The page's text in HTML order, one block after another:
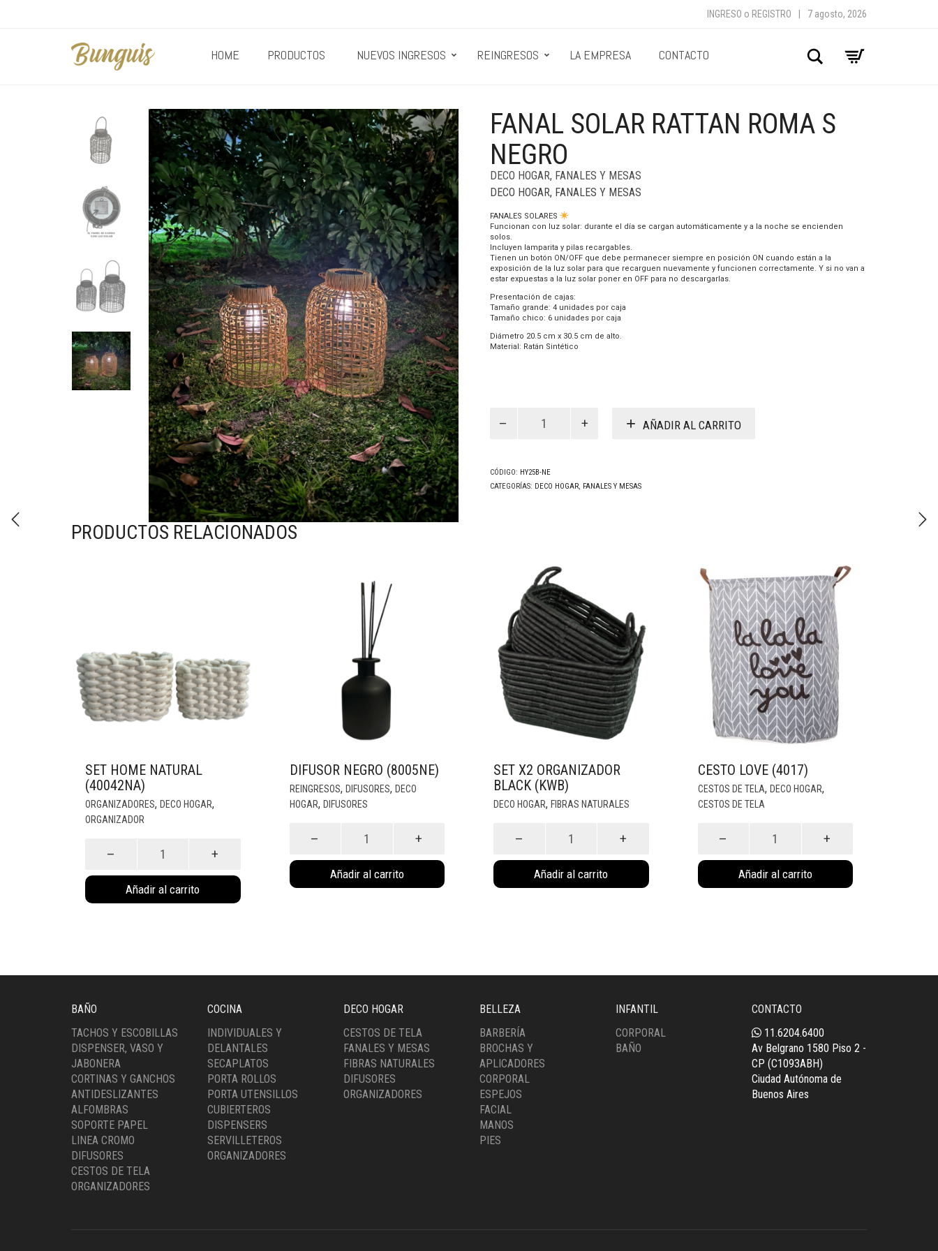
INGRESO o REGISTRO 7 agosto, 2026
HOME PRODUCTOS NUEVOS INGRESOS REINGRESOS LA EMPRESA CONTACTO Buscar
+
FANAL SOLAR RATTAN ROMA S
NEGRO
DECO HOGAR, FANALES Y MESAS
DECO HOGAR, FANALES Y MESAS
FANALES SOLARES
Funcionan con luz solar: durante el día se cargan automáticamente y a la noche se encienden
solos.
Incluyen lamparita y pilas recargables.
Tienen un botón ON/OFF que debe permanecer siempre en posición ON cuando están a la
exposición de la luz solar para que recarguen nuevamente y funcionen correctamente. Y si no van a
estar expuestas a la luz solar poner en OFF para no descargarlas.
Presentación de cajas:
Tamaño grande: 4 unidades por caja
Tamaño chico: 6 unidades por caja
Diámetro 20.5 cm x 30.5 cm de alto.
Material: Ratán Sintético
SOLAR
cantidad
AÑADIR AL CARRITO
CÓDIGO: HY25B-NE
CATEGORÍAS: DECO HOGAR, FANALES Y MESAS
PRODUCTOS RELACIONADOS
SET HOME NATURAL
(40042NA)
ORGANIZADORES, DECO HOGAR,
ORGANIZADOR
Natural
(40042NA)
cantidad
Añadir al carrito
DIFUSOR NEGRO (8005NE)
REINGRESOS, DIFUSORES, DECO
HOGAR, DIFUSORES
(8005NE)
cantidadAñadir al carrito
SET X2 ORGANIZADOR
BLACK (KWB)
DECO HOGAR, FIBRAS NATURALES
ORGANIZADOR
(KWB)
Añadir al carrito
CESTO LOVE (4017)
CESTOS DE TELA, DECO HOGAR,
CESTOS DE TELA
(4017)
cantidadAñadir al carrito
BAÑO
TACHOS Y ESCOBILLAS
DISPENSER, VASO Y
JABONERA
CORTINAS Y GANCHOS
ANTIDESLIZANTES
ALFOMBRAS
SOPORTE PAPEL
LINEA CROMO
DIFUSORES
CESTOS DE TELA
ORGANIZADORES
COCINA
INDIVIDUALES Y
DELANTALES
SECAPLATOS
PORTA ROLLOS
PORTA UTENSILLOS
CUBIERTEROS
DISPENSERS
SERVILLETEROS
ORGANIZADORES
DECO HOGAR
CESTOS DE TELA
FANALES Y MESAS
FIBRAS NATURALES
DIFUSORES
ORGANIZADORES
BELLEZA
BARBERÍA
BROCHAS Y
APLICADORES
CORPORAL
ESPEJOS
FACIAL
MANOS
PIES
INFANTIL
CORPORAL
BAÑO
CONTACTO
11.6204.6400
Av Belgrano 1580 Piso 2 -
CP (C1093ABH)
Ciudad Autónoma de
Buenos Aires